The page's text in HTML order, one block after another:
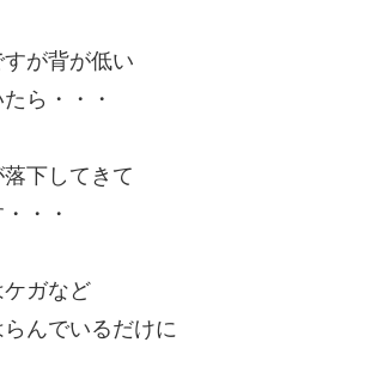
が背が低い
ら・・・
下してきて
・・
ガなど
んでいるだけに